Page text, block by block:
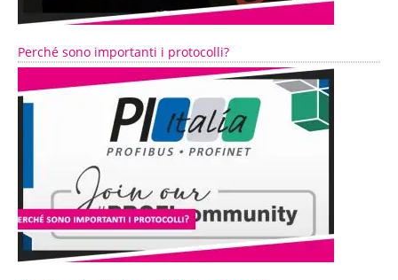
Perché sono importanti i protocolli?